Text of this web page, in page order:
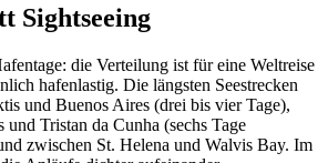
Sightseeing
die Verteilung ist für eine Weltreise
hafenlastig. Die längsten Seestrecken
und Buenos Aires (drei bis vier Tage),
Tristan da Cunha (sechs Tage
zwischen St. Helena und Walvis Bay. Im